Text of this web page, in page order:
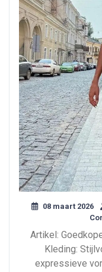
08 maart 2026
Artikel:
Kleding:
expressieve